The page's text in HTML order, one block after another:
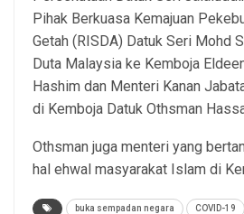
Pihak Berkuasa Kemajuan
Getah (RISDA) Datuk Seri Mohd
Duta Malaysia ke Kemboja
Hashim dan Menteri Kanan
di Kemboja Datuk Othsman
Othsman juga menteri yang
hal ehwal masyarakat Islam di
buka sempadan negara COVID-19